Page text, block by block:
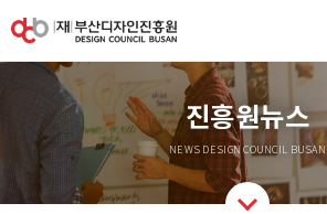
진흥원뉴스
NEWS DESIGN COUNCIL BUSAN